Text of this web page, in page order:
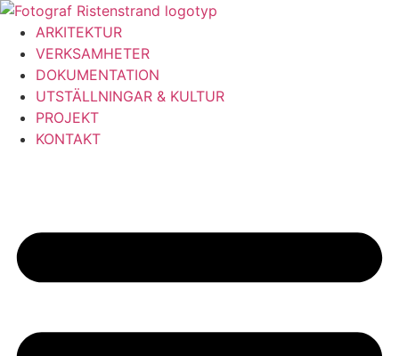
Hoppa
innehåll
ARKITEKTUR
VERKSAMHETER
DOKUMENTATION
UTSTÄLLNINGAR & KULTUR
PROJEKT
KONTAKT